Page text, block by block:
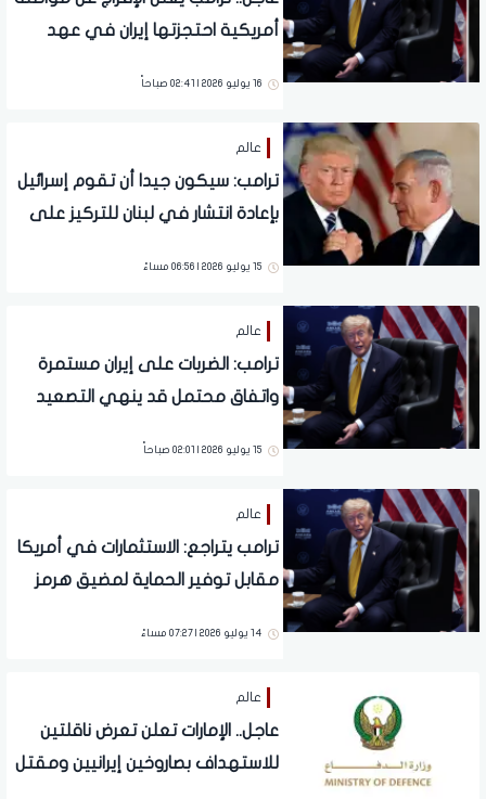
أمريكية احتجزتها إيران في عهد
16 يوليو 2026 | 02:41 صباحاً
عالم
ترامب: سيكون جيدا أن تقوم إسرائيل
بإعادة انتشار في لبنان للتركيز على
15 يوليو 2026 | 06:56 مساءً
عالم
ترامب: الضربات على إيران مستمرة
واتفاق محتمل قد ينهي التصعيد
15 يوليو 2026 | 02:01 صباحاً
عالم
ترامب يتراجع: الاستثمارات في أمريكا
مقابل توفير الحماية لمضيق هرمز
14 يوليو 2026 | 07:27 مساءً
عالم
عاجل.. الإمارات تعلن تعرض ناقلتين
للاستهداف بصاروخين إيرانيين ومقتل